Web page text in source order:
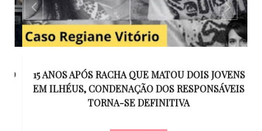
15 ANOS APÓS RACHA QUE MATOU DOIS JOVENS
EM ILHÉUS, CONDENAÇÃO DOS RESPONSÁVEIS
TORNA-SE DEFINITIVA